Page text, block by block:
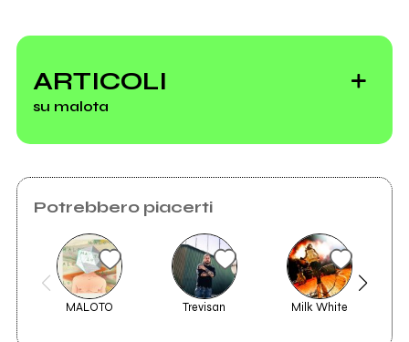
ARTICOLI
su malota
ciò che non
vogliamo vedere
Potrebbero piacerti
MALOTO Trevisan Milk White